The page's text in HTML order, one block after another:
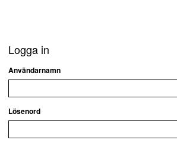
Logga in
Användarnamn
Lösenord